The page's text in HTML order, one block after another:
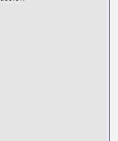
40478
series/52038/list